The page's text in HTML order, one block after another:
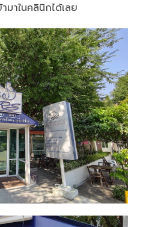
มาในคลินิกได้เลย